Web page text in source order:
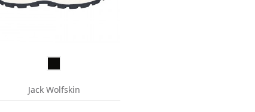
Jack Wolfskin